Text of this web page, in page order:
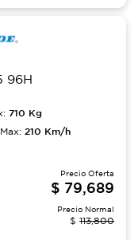
96H
710 Kg
210 Km/h
Precio Oferta
$ 79,689
Precio Normal
$ 113,800